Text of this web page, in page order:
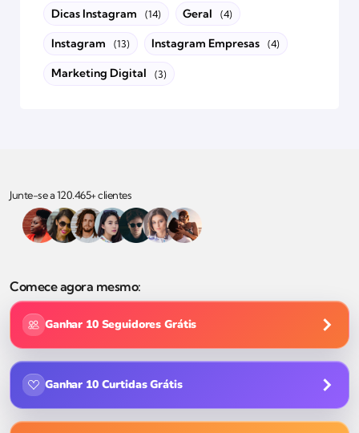
Dicas Instagram (14) Geral (4)
Instagram (13) Instagram Empresas (4)
Marketing Digital (3)
Junte-se a 120.465+ clientes
Comece agora mesmo:
Ganhar 10 Seguidores Grátis
Ganhar 10 Curtidas Grátis